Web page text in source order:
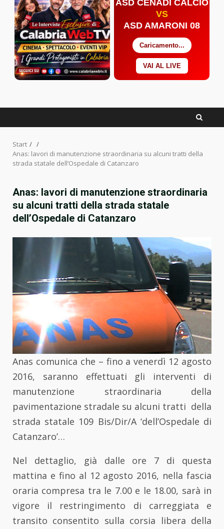
ASD CENADI CALCIO
VS
ASD AMARONI 08
Caricamento...
VAI AL LIVE
Start
Anas: lavori di manutenzione straordinaria su alcuni tratti della
strada statale dell’Ospedale di Catanzaro
Anas: lavori di manutenzione straordinaria
su alcuni tratti della strada statale
dell’Ospedale di Catanzaro
Anas comunica che – fino a venerdì 12 agosto
2016, saranno effettuati gli interventi di
manutenzione straordinaria della
pavimentazione stradale su alcuni tratti della
strada statale 109 Bis/Dir/A ‘dell’Ospedale di
Catanzaro’…
Nel dettaglio, già dalle ore 7 di questa
mattina e fino al 12 agosto 2016, nella fascia
oraria compresa tra le 7.00 e le 18.00, sarà in
vigore il restringimento di carreggiata e
transito consentito sulla corsia libera della